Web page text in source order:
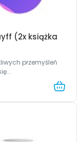
(2x książka
przemyśleń